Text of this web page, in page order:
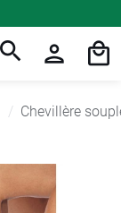
Chevillère